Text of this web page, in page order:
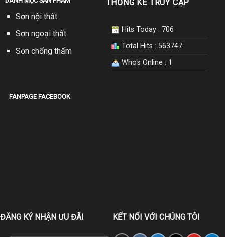
Sơn nội thất
Sơn ngoại thất
Sơn chống thấm
THỐNG KÊ TRUY CẬP
Hits Today : 706
Total Hits : 563747
Who's Online : 1
FANPAGE FACEBOOK
ĐĂNG KÝ NHẬN ƯU ĐÃI KẾT NỐI VỚI CHÚNG TÔI